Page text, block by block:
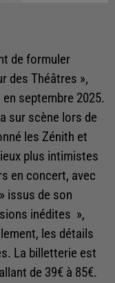
de formuler
des Théâtres »,
septembre 2025.
sur scène lors de
les Zénith et
plus intimistes
en concert, avec
issus de son
inédites »,
les détails
La billetterie est
de 39€ à 85€.